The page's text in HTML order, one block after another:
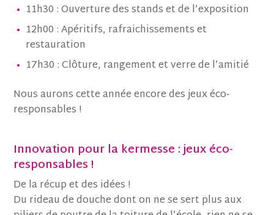
11h30 : Ouverture des stands et de l’exposition
12h00 : Apéritifs, rafraichissements et
restauration
17h30 : Clôture, rangement et verre de l’amitié
Nous aurons cette année encore des jeux éco-
responsables !
Innovation pour la kermesse : jeux éco-
responsables !
De la récup et des idées !
Du rideau de douche dont on ne se sert plus aux